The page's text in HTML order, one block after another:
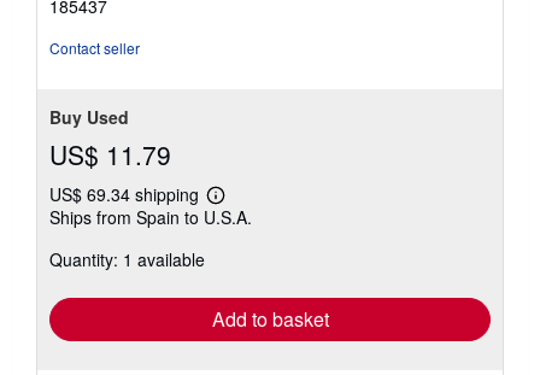
185437
Contact seller
Buy Used
US$ 11.79
US$ 69.34 shipping
Learn
more
Ships from Spain to U.S.A.
Quantity: 1 available
Add to basket